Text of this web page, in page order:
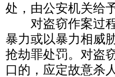
处，由公安机关给
对盗窃作案过程
暴力或以暴力相威
抢劫罪处罚。对盗
口的，应定故意杀